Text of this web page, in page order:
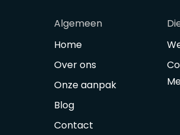
Algemeen
Home
Over ons
Onze aanpak
Blog
Contact